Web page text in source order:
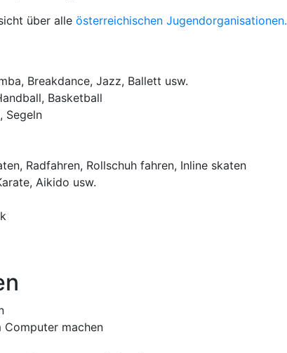
über alle österreichischen Jugendorganisationen.
Breakdance, Jazz, Ballett usw.
Basketball
Segeln
Radfahren, Rollschuh fahren, Inline skaten
Aikido usw.
Computer machen